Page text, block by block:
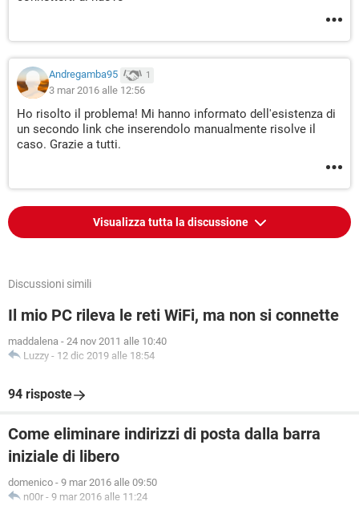
Andregamba95 1
3 mar 2016 alle 12:56
Ho risolto il problema! Mi hanno informato dell'esistenza di
un secondo link che inserendolo manualmente risolve il
caso. Grazie a tutti.
Visualizza tutta la discussione
Discussioni simili
Il mio PC rileva le reti WiFi, ma non si connette
maddalena - 24 nov 2011 alle 10:40
Luzzy - 12 dic 2019 alle 18:54
94 risposte
Come eliminare indirizzi di posta dalla barra
iniziale di libero
domenico - 9 mar 2016 alle 09:50
n00r - 9 mar 2016 alle 11:24